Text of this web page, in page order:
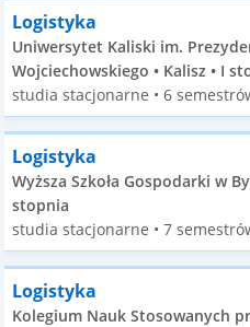
Logistyka
Uniwersytet Kaliski im.
Wojciechowskiego • Kalisz • I
studia stacjonarne • 6
Logistyka
Wyższa Szkoła Gospodarki w
stopnia
studia stacjonarne • 7
Logistyka
Kolegium Nauk Stosowanych